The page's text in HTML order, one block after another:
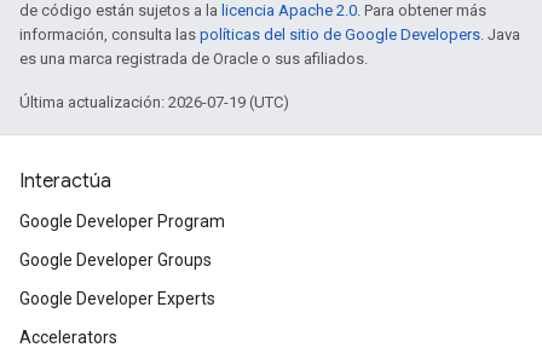
de código están sujetos a la licencia Apache 2.0. Para obtener más
información, consulta las políticas del sitio de Google Developers. Java
es una marca registrada de Oracle o sus afiliados.
Última actualización: 2026-07-19 (UTC)
Interactúa
Google Developer Program
Google Developer Groups
Google Developer Experts
Accelerators